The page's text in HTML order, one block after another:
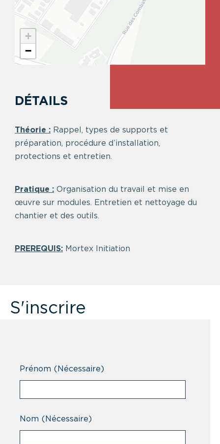
+
−
DÉTAILS
Théorie : Rappel, types de supports et
préparation, procédure d’installation,
protections et entretien.
Pratique : Organisation du travail et mise en
œuvre sur modules. Entretien et nettoyage du
chantier et des outils.
PREREQUIS: Mortex Initiation
S'inscrire
Prénom (Nécessaire)
Nom (Nécessaire)